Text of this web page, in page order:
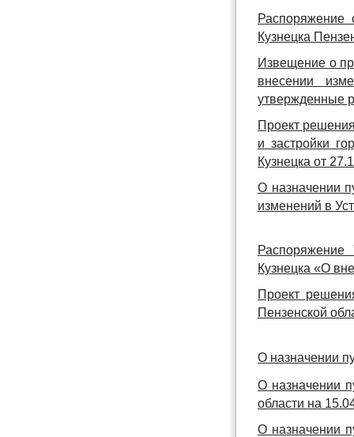
Распоряжение
Кузнецка
Извещение о
внесении
утвержденные
Проект
и застройки
Кузнецка от
О назначении
изменений в
Кузнецка «О
Проект
Пензенской
О назначении
О назначении
области на
О назначении